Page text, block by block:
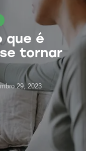
que é
tornar
29, 2023